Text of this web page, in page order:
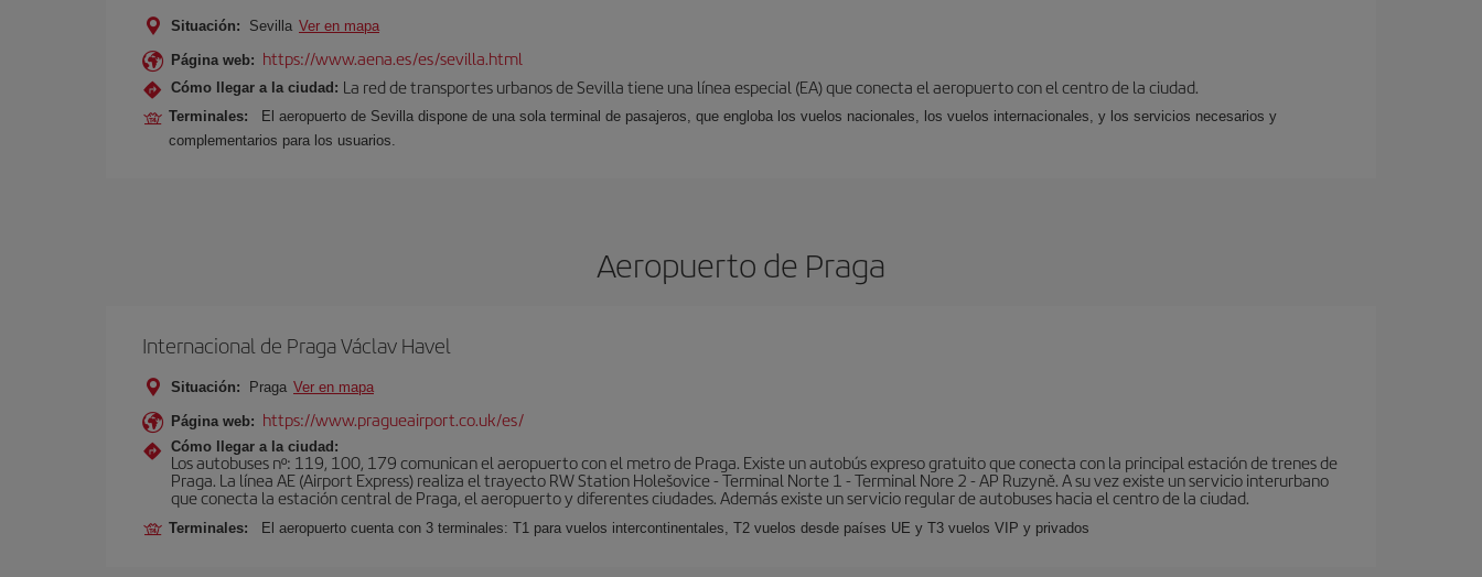
Situación: Sevilla Ver en mapa
Página web: https://www.aena.es/es/sevilla.html
Cómo llegar a la ciudad: La red de transportes urbanos de Sevilla tiene una línea especial (EA) que conecta el aeropuerto con el centro de la ciudad.
Terminales:
El aeropuerto de Sevilla dispone de una sola terminal de pasajeros, que engloba los vuelos nacionales, los vuelos internacionales, y los servicios necesarios y
complementarios para los usuarios.
Aeropuerto de Praga
Internacional de Praga Václav Havel
Situación: Praga Ver en mapa
Página web: https://www.pragueairport.co.uk/es/
Cómo llegar a la ciudad:
Los autobuses nº: 119, 100, 179 comunican el aeropuerto con el metro de Praga. Existe un autobús expreso gratuito que conecta con la principal estación de trenes de
Praga. La línea AE (Airport Express) realiza el trayecto RW Station Holešovice - Terminal Norte 1 - Terminal Nore 2 - AP Ruzyně. A su vez existe un servicio interurbano
que conecta la estación central de Praga, el aeropuerto y diferentes ciudades. Además existe un servicio regular de autobuses hacia el centro de la ciudad.
Terminales: El aeropuerto cuenta con 3 terminales: T1 para vuelos intercontinentales, T2 vuelos desde países UE y T3 vuelos VIP y privados